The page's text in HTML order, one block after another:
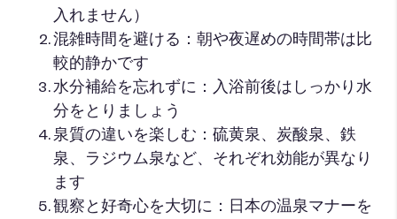
入れません）
混雑時間を避ける：朝や夜遅めの時間帯は比
較的静かです
水分補給を忘れずに：入浴前後はしっかり水
分をとりましょう
泉質の違いを楽しむ：硫黄泉、炭酸泉、鉄
泉、ラジウム泉など、それぞれ効能が異なり
ます
観察と好奇心を大切に：日本の温泉マナーを